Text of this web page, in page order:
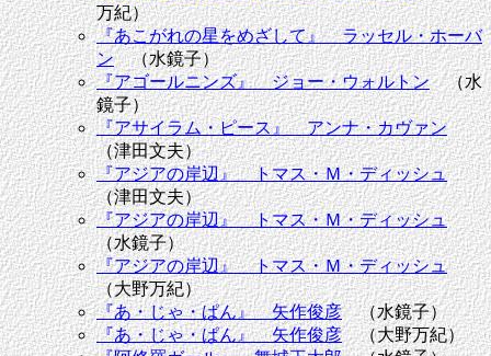
万紀）
『あこがれの星をめざして』 ラッセル・ホーバ
ン（水鏡子）
『アゴールニンズ』 ジョー・ウォルトン（水
鏡子）
『アサイラム・ピース』 アンナ・カヴァン
（津田文夫）
『アジアの岸辺』 トマス・Ｍ・ディッシュ
（津田文夫）
『アジアの岸辺』 トマス・Ｍ・ディッシュ
（水鏡子）
『アジアの岸辺』 トマス・Ｍ・ディッシュ
（大野万紀）
『あ・じゃ・ぱん』 矢作俊彦（水鏡子）
『あ・じゃ・ぱん』 矢作俊彦（大野万紀）